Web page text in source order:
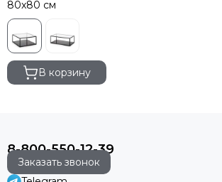
80x80 см
В корзину
8-800-550-12-39
Заказать звонок